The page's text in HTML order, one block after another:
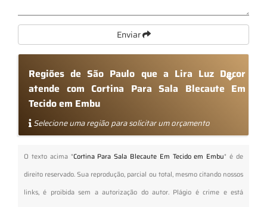
Enviar
Regiões de São Paulo que a Lira Luz Decor
atende com Cortina Para Sala Blecaute Em
Tecido em Embu
Selecione uma região para solicitar um orçamento
O texto acima "Cortina Para Sala Blecaute Em Tecido em Embu" é de
direito reservado. Sua reprodução, parcial ou total, mesmo citando nossos
links, é proibida sem a autorização do autor. Plágio é crime e está